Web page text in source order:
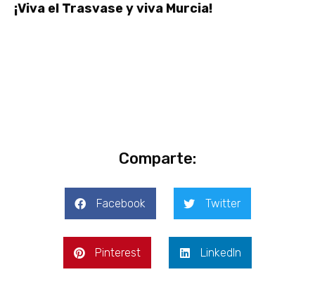
¡Viva el Trasvase y viva Murcia!
Comparte:
Facebook Twitter
Pinterest LinkedIn